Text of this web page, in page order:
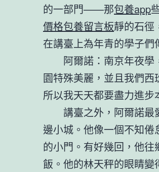
的一部門——那包養app
價格包養留言板靜的石徑
在講臺上為年青的學子們
阿爾諾：南京年夜
園特殊美麗，並且我們西
所以我天天都要盡力進步
講臺之外，阿爾諾最
邊小城。他像一個不知
的小門。有好幾回，他
飯。他的林天秤的眼睛